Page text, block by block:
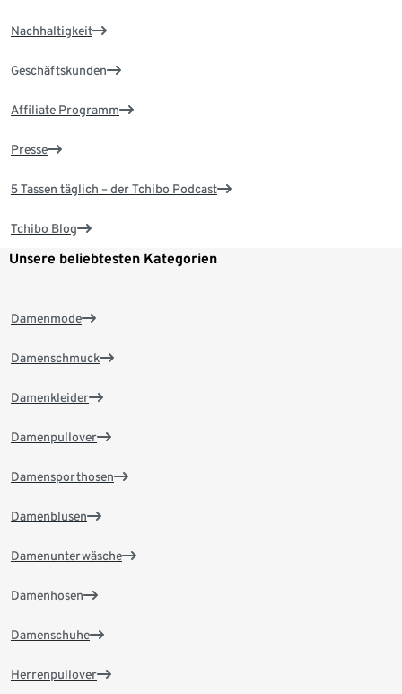
Nachhaltigkeit
Geschäftskunden
Affiliate Programm
Presse
5 Tassen täglich – der Tchibo Podcast
Tchibo Blog
Unsere beliebtesten Kategorien
Damenmode
Damenschmuck
Damenkleider
Damenpullover
Damensporthosen
Damenblusen
Damenunterwäsche
Damenhosen
Damenschuhe
Herrenpullover